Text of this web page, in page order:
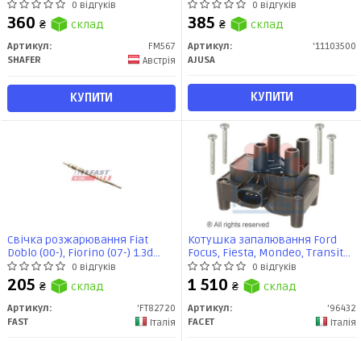
0 відгуків
360 ₴ склад
Артикул:
FM567
SHAFER
Австрія
КУПИТИ
SWIFT III 1.3d (11103500) Ajusa
0 відгуків
385 ₴ склад
Артикул:
'11103500
AJUSA
КУПИТИ
Свічка розжарювання Fiat
Doblo (00-), Fiorino (07-) 1.3d
(FT82720) Fast0 відгуків
205 ₴ склад
Артикул:
'FT82720
FAST
Італія
Котушка запалювання Ford
Focus, Fiesta, Mondeo, Transit
Connect (95-13) 1.3i-2.0i 16V
(9.6432) Facet
0 відгуків
1 510 ₴ склад
Артикул:
'96432
FACET
Італія